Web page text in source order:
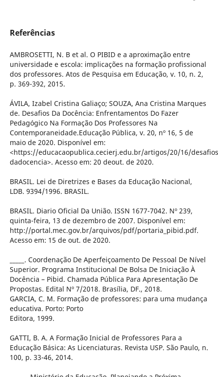
Referências
AMBROSETTI, N. B et al. O PIBID e a aproximação entre
universidade e escola: implicações na formação profissional
dos professores. Atos de Pesquisa em Educação, v. 10, n. 2,
p. 369-392, 2015.
ÁVILA, Izabel Cristina Galiaço; SOUZA, Ana Cristina Marques
de. Desafios Da Docência: Enfrentamentos Do Fazer
Pedagógico Na Formação Dos Professores Na
Contemporaneidade.Educação Pública, v. 20, nº 16, 5 de
maio de 2020. Disponível em:
<https://educacaopublica.cecierj.edu.br/artigos/20/16/
dadocencia>. Acesso em: 20 deout. de 2020.
BRASIL. Lei de Diretrizes e Bases da Educação Nacional,
LDB. 9394/1996. BRASIL.
BRASIL. Diario Oficial Da União. ISSN 1677-7042. Nº 239,
quinta-feira, 13 de dezembro de 2007. Disponível em:
http://portal.mec.gov.br/arquivos/pdf/portaria_pibid.pdf.
Acesso em: 15 de out. de 2020.
_____. Coordenação De Aperfeiçoamento De Pessoal De Nível
Superior. Programa Institucional De Bolsa De Iniciação À
Docência – Pibid. Chamada Pública Para Apresentação De
Propostas. Edital Nº 7/2018. Brasília, DF., 2018.
GARCIA, C. M. Formação de professores: para uma mudança
educativa. Porto: Porto
Editora, 1999.
GATTI, B. A. A Formação Inicial de Professores Para a
Educação Básica: As Licenciaturas. Revista USP. São Paulo, n.
100, p. 33-46, 2014.